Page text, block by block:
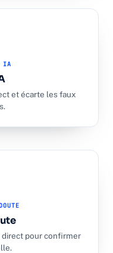
IA
et écarte les faux
direct pour confirmer